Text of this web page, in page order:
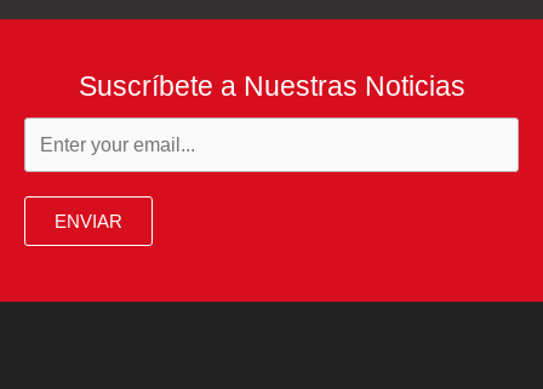
Suscríbete a Nuestras Noticias
ENVIAR